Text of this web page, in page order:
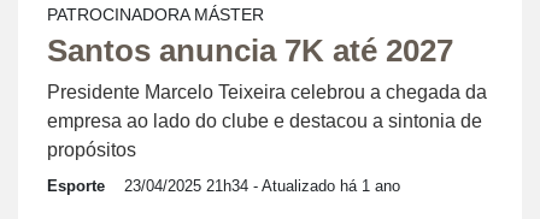
PATROCINADORA MÁSTER
Santos anuncia 7K até 2027
Presidente Marcelo Teixeira celebrou a chegada da
empresa ao lado do clube e destacou a sintonia de
propósitos
Esporte 23/04/2025 21h34 - Atualizado há 1 ano